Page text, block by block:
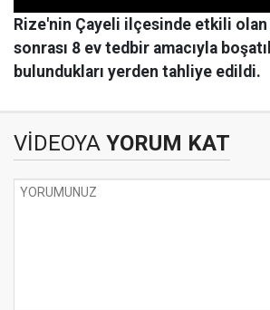
Rize'nin Çayeli ilçesinde etkili olan
sonrası 8 ev tedbir amacıyla
bulundukları yerden tahliye edildi.
VİDEOYA YORUM KAT